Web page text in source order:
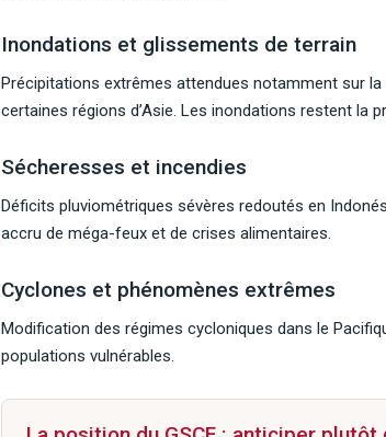
Inondations et glissements de terrain
Précipitations extrêmes attendues notamment sur la
certaines régions d’Asie. Les inondations restent la
Sécheresses et incendies
Déficits pluviométriques sévères redoutés en
accru de méga-feux et de crises alimentaires.
Cyclones et phénomènes extrêmes
Modification des régimes cycloniques dans le
populations vulnérables.